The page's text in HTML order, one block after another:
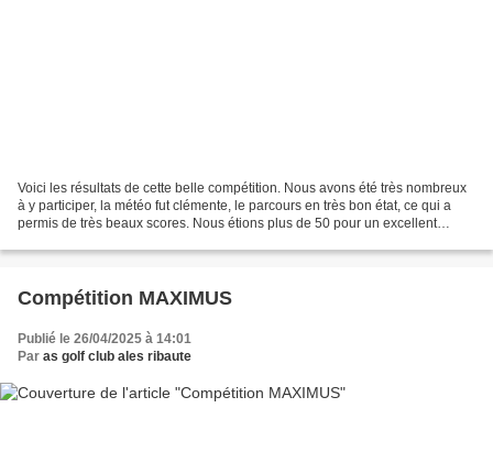
Voici les résultats de cette belle compétition. Nous avons été très nombreux
à y participer, la météo fut clémente, le parcours en très bon état, ce qui a
permis de très beaux scores. Nous étions plus de 50 pour un excellent
Compétition MAXIMUS
Publié le 26/04/2025 à 14:01
Par as golf club ales ribaute